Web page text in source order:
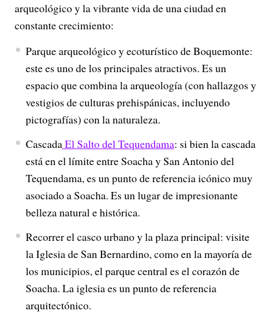
arqueológico y la vibrante vida de una ciudad en
constante crecimiento:
Parque arqueológico y ecoturístico de Boquemonte:
este es uno de los principales atractivos. Es un
espacio que combina la arqueología (con hallazgos y
vestigios de culturas prehispánicas, incluyendo
pictografías) con la naturaleza.
CascadaEl Salto del Tequendama: si bien la cascada
está en el límite entre Soacha y San Antonio del
Tequendama, es un punto de referencia icónico muy
asociado a Soacha. Es un lugar de impresionante
belleza natural e histórica.
Recorrer el casco urbano y la plaza principal: visite
la Iglesia de San Bernardino, como en la mayoría de
los municipios, el parque central es el corazón de
Soacha. La iglesia es un punto de referencia
arquitectónico.